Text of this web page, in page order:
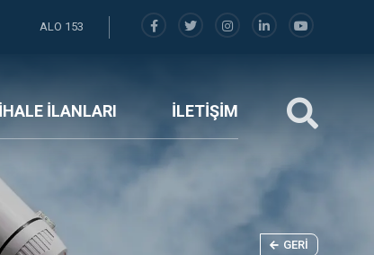
ALO 153
İHALE İLANLARI İLETİŞİM
GERI